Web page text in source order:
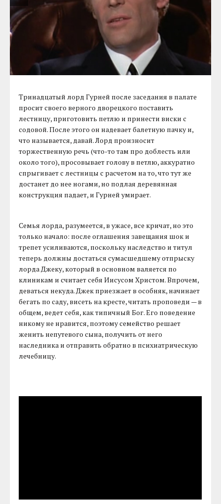
Тринадцатый лорд Гурней после заседания в палате
просит своего верного дворецкого поставить
лестницу, приготовить петлю и принести виски с
содовой. После этого он надевает балетную пачку и,
что называется, давай. Лорд произносит
торжественную речь (что-то там про доблесть или
около того), просовывает голову в петлю, аккуратно
спрыгивает с лестницы с расчетом на то, что тут же
достанет до нее ногами, но подлая деревянная
конструкция падает, и Гурней умирает.
Семья лорда, разумеется, в ужасе, все кричат, но это
только начало: после оглашения завещания шок и
трепет усиливаются, поскольку наследство и титул
теперь должны достаться сумасшедшему отпрыску
лорда Джеку, который в основном валяется по
клиникам и считает себя Иисусом Христом. Впрочем,
деваться некуда. Джек приезжает в особняк, начинает
бегать по саду, висеть на кресте, читать проповеди — в
общем, ведет себя, как типичный Бог. Его поведение
никому не нравится, поэтому семейство решает
женить непутевого сына, получить от него
наследника и отправить обратно в психиатрическую
лечебницу.